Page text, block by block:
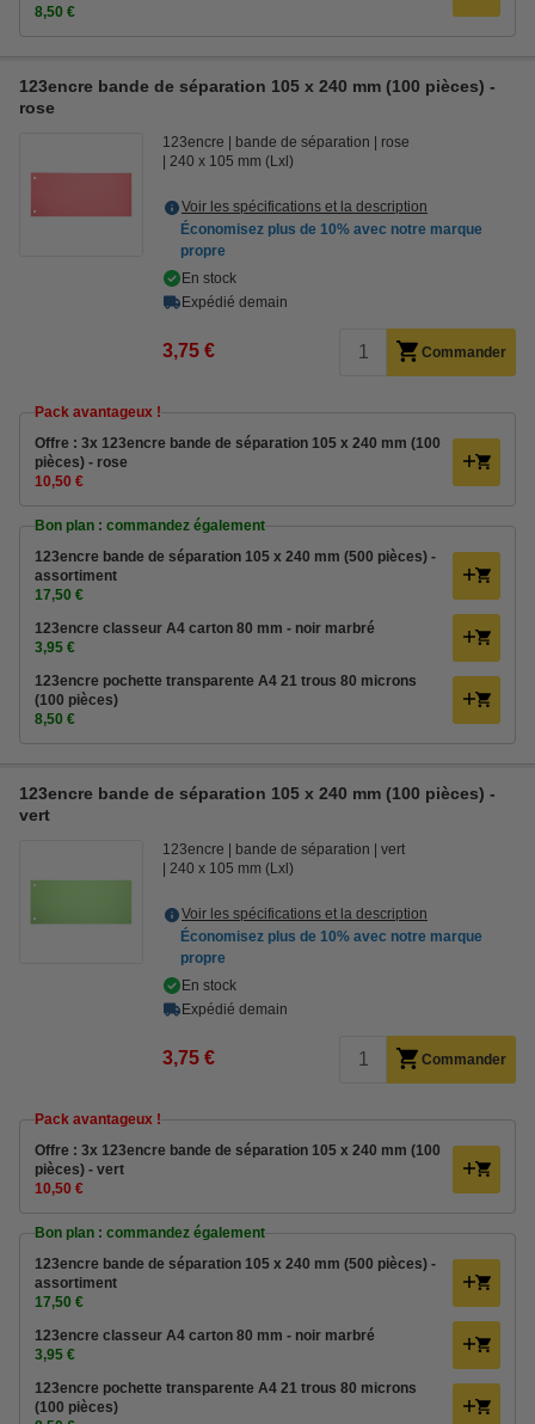
8,50 €
123encre bande de séparation 105 x 240 mm (100 pièces) -
rose
123encre bande de séparation
rose
240 x 105 mm (Lxl)
Voir les spécifications et la description
Économisez plus de 10% avec notre marque
propre
En stock
Expédié demain
3,75 € Commander
Pack avantageux !
Offre : 3x 123encre bande de séparation 105 x 240 mm (100
pièces) - rose
10,50 €
Bon plan : commandez également
123encre bande de séparation 105 x 240 mm (500 pièces) -
assortiment
17,50 €
123encre classeur A4 carton 80 mm - noir marbré
3,95 €
123encre pochette transparente A4 21 trous 80 microns
(100 pièces)
8,50 €
123encre bande de séparation 105 x 240 mm (100 pièces) -
vert
123encre bande de séparation
vert
240 x 105 mm (Lxl)
Voir les spécifications et la description
Économisez plus de 10% avec notre marque
propre
En stock
Expédié demain
3,75 € Commander
Pack avantageux !
Offre : 3x 123encre bande de séparation 105 x 240 mm (100
pièces) - vert
10,50 €
Bon plan : commandez également
123encre bande de séparation 105 x 240 mm (500 pièces) -
assortiment
17,50 €
123encre classeur A4 carton 80 mm - noir marbré
3,95 €
123encre pochette transparente A4 21 trous 80 microns
(100 pièces)